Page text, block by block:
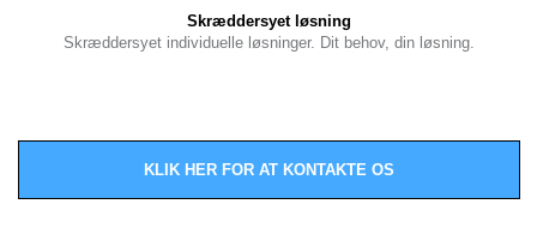
Skræddersyet løsning
Skræddersyet individuelle løsninger. Dit behov, din løsning.
KLIK HER FOR AT KONTAKTE OS